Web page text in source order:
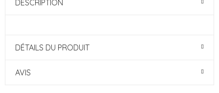
DESCRIPTION
DÉTAILS DU PRODUIT
AVIS